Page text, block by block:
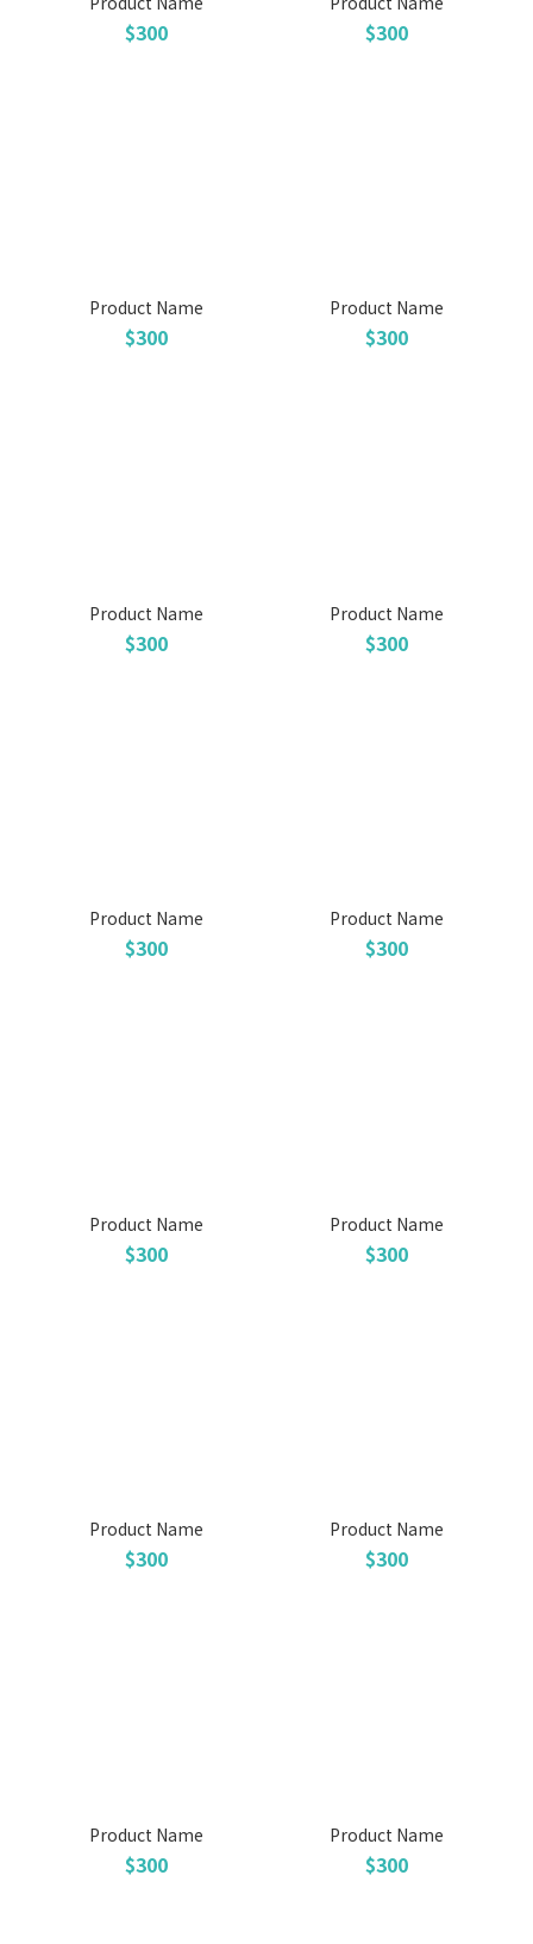
$300 $300
Product Name
$300
Product Name
$300
Product Name
$300
Product Name
$300
Product Name
$300
Product Name
$300
Product Name
$300
Product Name
$300
Product Name
$300
Product Name
$300
Product Name
$300
Product Name
$300